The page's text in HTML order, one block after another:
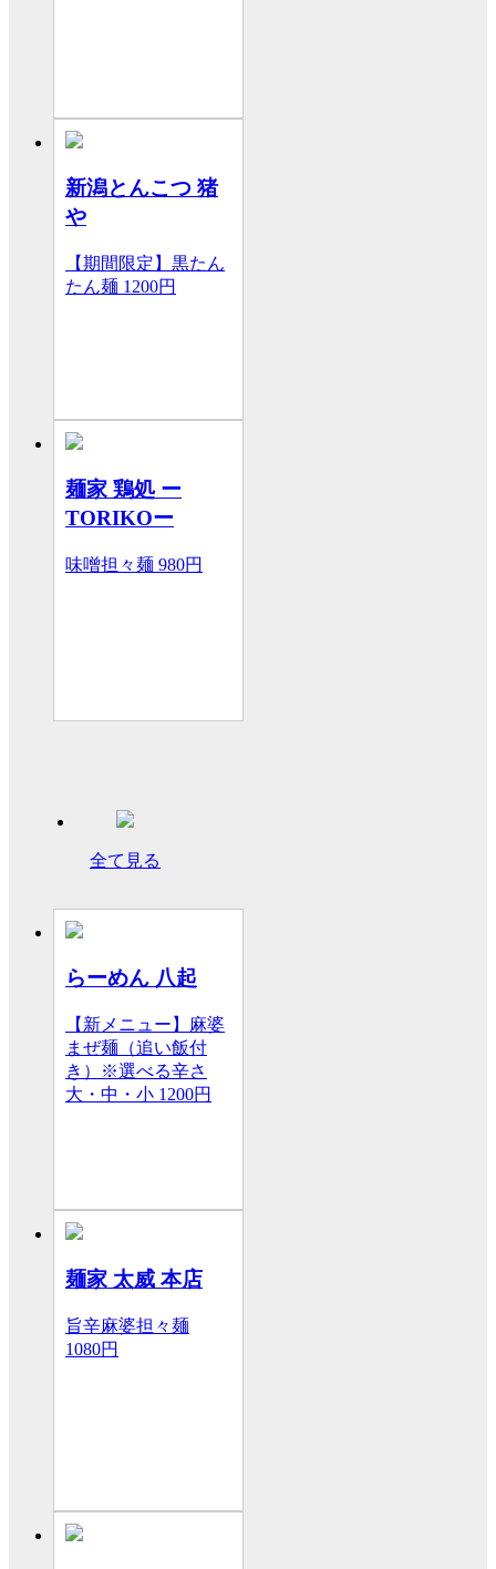
新潟とんこつ 猪
や
【期間限定】黒たん
たん麺 1200円
麺家 鶏処 ー
TORIKOー
味噌担々麺 980円
全て見る
らーめん 八起
【新メニュー】麻婆
まぜ麺（追い飯付
き）※選べる辛さ
大・中・小 1200円
麺家 太威 本店
旨辛麻婆担々麺
1080円